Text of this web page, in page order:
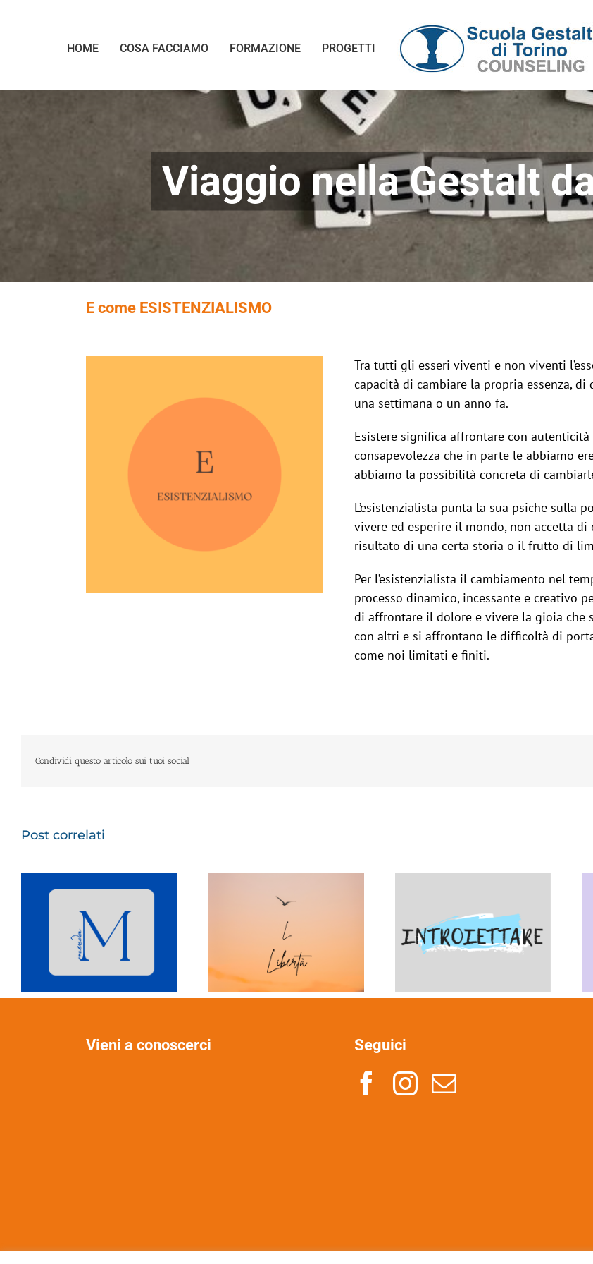
HOME COSA FACCIAMO FORMAZIONE PROGETTI
Viaggio nella Gestalt
E come ESISTENZIALISMO
Tra tutti gli esseri viventi e non viventi
capacità di cambiare la propria essenza,
una settimana o un anno fa.
Esistere significa affrontare con
consapevolezza che in parte le abbiamo
abbiamo la possibilità concreta di
L’esistenzialista punta la sua psiche sulla
vivere ed esperire il mondo, non accetta
risultato di una certa storia o il frutto di
Per l’esistenzialista il cambiamento nel
processo dinamico, incessante e creativo
di affrontare il dolore e vivere la gioia
con altri e si affrontano le difficoltà di
come noi limitati e finiti.
Condividi questo articolo sui tuoi social
Post correlati
Vieni a conoscerci Seguici